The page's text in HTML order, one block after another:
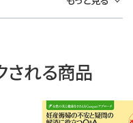
される商品